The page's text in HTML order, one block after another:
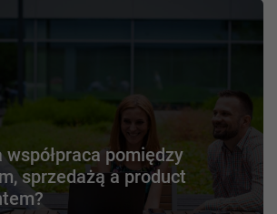
pomiędzy
sprzedażą a product